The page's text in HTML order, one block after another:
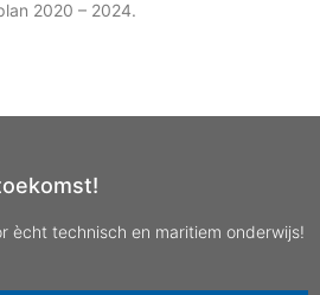
2020 – 2024.
ècht technisch en maritiem onderwijs!